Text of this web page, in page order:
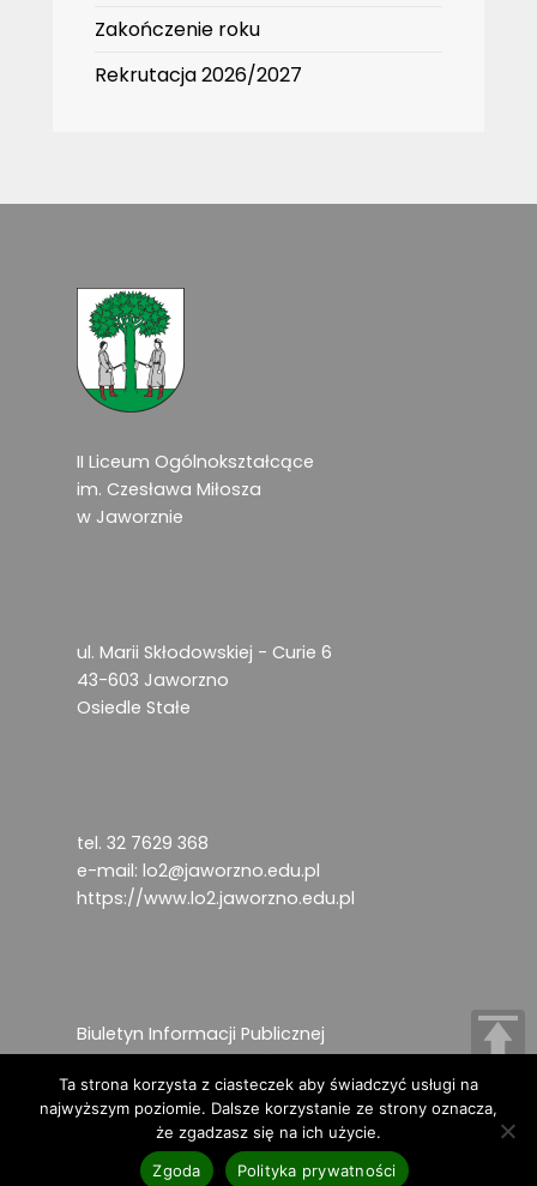
Zakończenie roku
Rekrutacja 2026/2027
II Liceum Ogólnokształcące
im. Czesława Miłosza
w Jaworznie
ul. Marii Skłodowskiej - Curie 6
43-603 Jaworzno
Osiedle Stałe
tel. 32 7629 368
e-mail: lo2@jaworzno.edu.pl
https://www.lo2.jaworzno.edu.pl
Biuletyn Informacji Publicznej
Deklaracja dostępności
Ochrona danych osobowych
Copyright © 2024
Ta strona korzysta z ciasteczek aby świadczyć usługi na
najwyższym poziomie. Dalsze korzystanie ze strony oznacza,
że zgadzasz się na ich użycie.
Zgoda
Polityka prywatności